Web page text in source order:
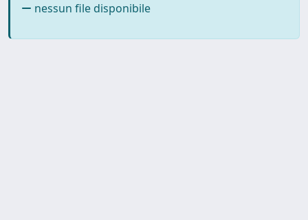
nessun file disponibile